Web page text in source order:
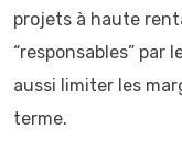
projets à haute
“responsables” par
aussi limiter les
terme.